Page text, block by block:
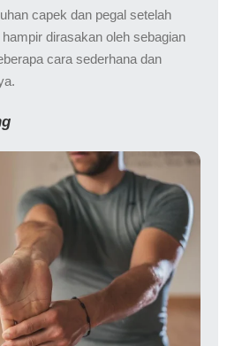
capek dan pegal setelah
dirasakan oleh sebagian
cara sederhana dan